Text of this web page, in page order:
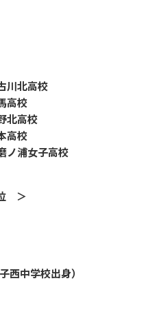
北高校
校
高校
校
浦女子高校
＞
西中学校出身）